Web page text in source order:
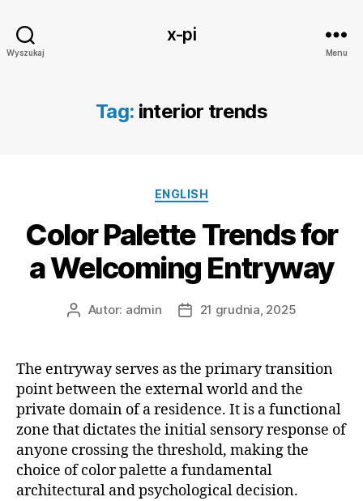
Wyszukaj
x-pi
Menu
Tag: interior trends
Kategorie
ENGLISH
Color Palette Trends for
a Welcoming Entryway
AutorAutor: admin
Data21 grudnia, 2025
The entryway serves as the primary transition
point between the external world and the
private domain of a residence. It is a functional
zone that dictates the initial sensory response of
anyone crossing the threshold, making the
choice of color palette a fundamental
architectural and psychological decision.